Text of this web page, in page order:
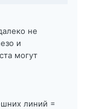
не
и
могут
линий =